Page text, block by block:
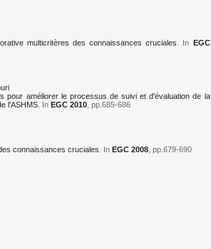
multicritères des connaissances cruciales
. In EGC
pour améliorer le processus de suivi et d'évaluation de la
l'ASHMS. In EGC 2010, pp.685-686
connaissances cruciales . In EGC 2008, pp.679-690